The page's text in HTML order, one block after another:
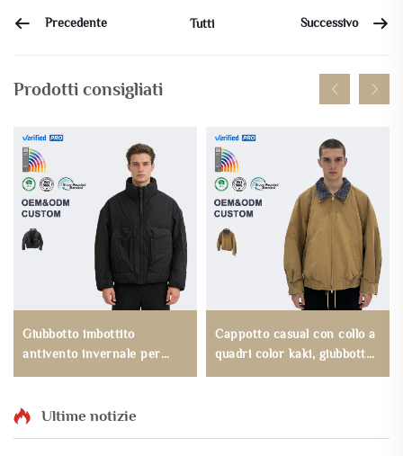
Precedente Tutti Successivo
Prodotti consigliati
Giubbotto imbottito
antivento invernale per
Cappotto casual con collo a
quadri color kaki, giubbotto
Ultime notizie